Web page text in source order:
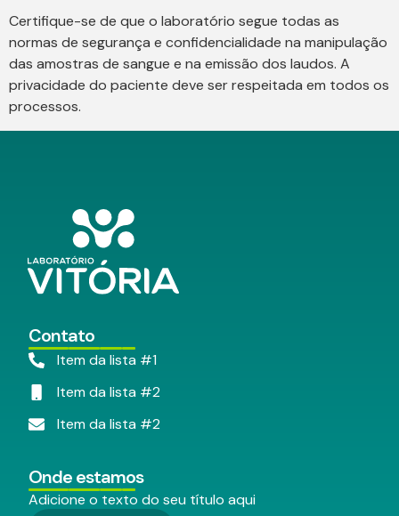
Certifique-se de que o laboratório segue todas as
normas de segurança e confidencialidade na manipulação
das amostras de sangue e na emissão dos laudos. A
privacidade do paciente deve ser respeitada em todos os
processos.
Contato
Item da lista #1
Item da lista #2
Item da lista #2
Onde estamos
Adicione o texto do seu título aqui